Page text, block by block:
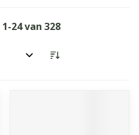
1-24van 328